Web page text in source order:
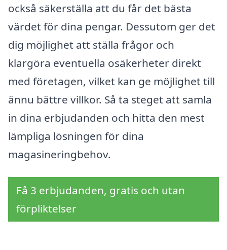
också säkerställa att du får det bästa
värdet för dina pengar. Dessutom ger det
dig möjlighet att ställa frågor och
klargöra eventuella osäkerheter direkt
med företagen, vilket kan ge möjlighet till
ännu bättre villkor. Så ta steget att samla
in dina erbjudanden och hitta den mest
lämpliga lösningen för dina
magasineringbehov.
Få 3 erbjudanden, gratis och utan
förpliktelser